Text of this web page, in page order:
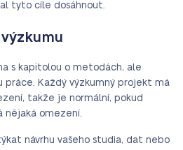
tyto cíle dosáhnout.
s kapitolou o metodách, ale
práce. Každý výzkumný projekt má
takže je normální, pokud
nějaká omezení.
návrhu vašeho studia, dat nebo